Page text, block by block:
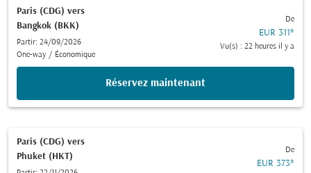
Paris (CDG) vers
Bangkok (BKK)
Partir: 24/09/2026
One-way / Économique
De
EUR 311*
Vu(s) : 22 heures il y a
Réservez maintenant
Paris (CDG) vers
Phuket (HKT)
De
EUR 373*